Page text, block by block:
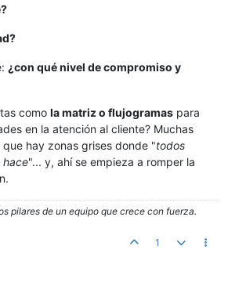
¿con qué nivel de compromiso y
como la matriz o flujogramas para
en la atención al cliente? Muchas
hay zonas grises donde "todos
hace"... y, ahí se empieza a romper la
pilares de un equipo que crece con fuerza.
1